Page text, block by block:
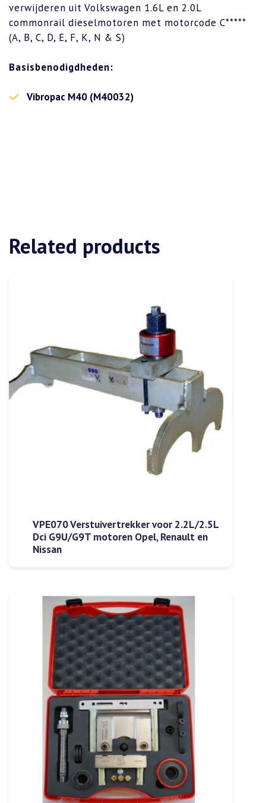
verwijderen uit Volkswagen 1.6L en 2.0L
commonrail dieselmotoren met motorcode C*****
(A, B, C, D, E, F, K, N & S)
Basisbenodigdheden:
Vibropac M40 (M40032)
Related products
VPE070 Verstuivertrekker voor 2.2L/2.5L
Dci G9U/G9T motoren Opel, Renault en
Nissan